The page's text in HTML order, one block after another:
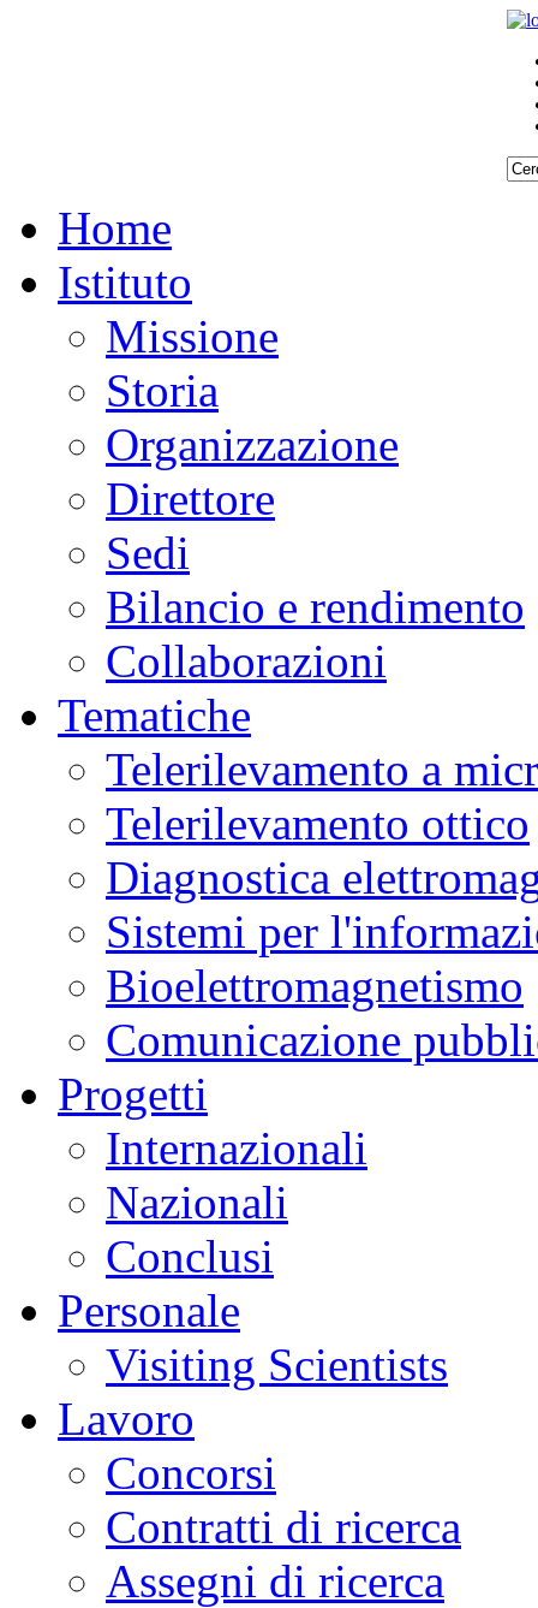
Home
Istituto
Missione
Storia
Organizzazione
Direttore
Sedi
Bilancio e rendimento
Collaborazioni
Tematiche
Telerilevamento a
Telerilevamento ottico
Diagnostica
Sistemi per
Bioelettromagnetismo
Comunicazione
Progetti
Internazionali
Nazionali
Conclusi
Personale
Visiting Scientists
Lavoro
Concorsi
Contratti di ricerca
Assegni di ricerca